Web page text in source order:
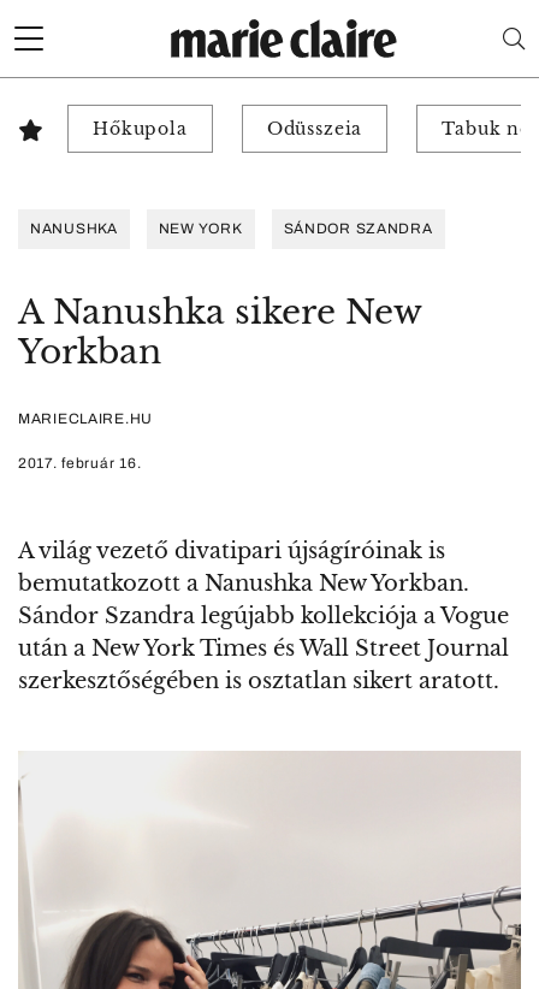
Hőkupola Odüsszeia Tabuk
NANUSHKA NEW YORK SÁNDOR SZANDRA
A Nanushka sikere New
Yorkban
MARIECLAIRE.HU
2017. február 16.
A világ vezető divatipari újságíróinak is
bemutatkozott a Nanushka New Yorkban.
Sándor Szandra legújabb kollekciója a Vogue
után a New York Times és Wall Street Journal
szerkesztőségében is osztatlan sikert aratott.